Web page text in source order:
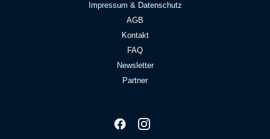
Impressum & Datenschutz
AGB
Kontakt
FAQ
Newsletter
Partner